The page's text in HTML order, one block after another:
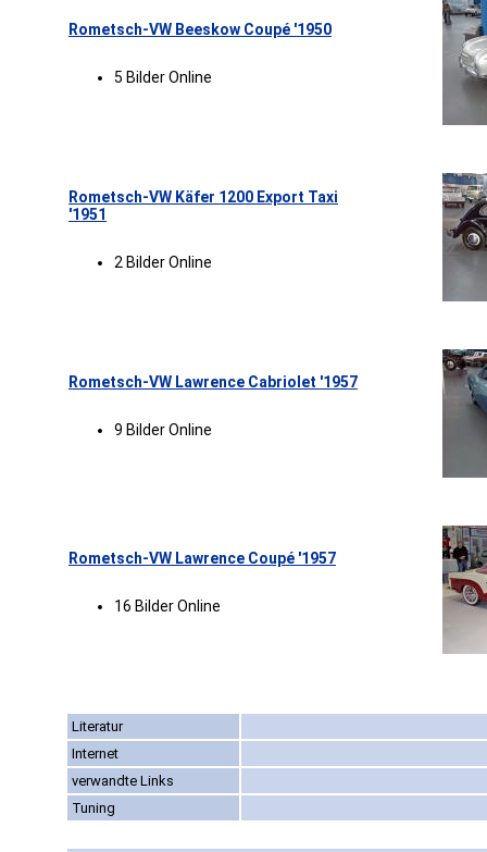
Rometsch-VW Beeskow Coupé '1950
5 Bilder Online
Rometsch-VW Käfer 1200 Export Taxi
'1951
2 Bilder Online
Rometsch-VW Lawrence Cabriolet '1957
9 Bilder Online
Rometsch-VW Lawrence Coupé '1957
16 Bilder Online
Literatur
Internet
verwandte Links
Tuning